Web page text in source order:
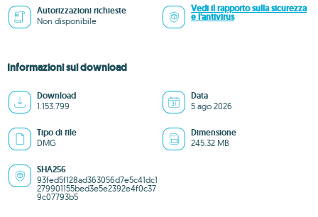
Autorizzazioni richieste
Non disponibile
Vedi il rapporto sulla sicurezza
e l'antivirus
Informazioni sul download
Download
1.153.799
Data
5 ago 2026
Tipo di file
DMG
Dimensione
245.32 MB
SHA256
93fed5f128ad363056d7e5c41dc1
279901155bed3e5e2392e4f0c37
9c07793b5